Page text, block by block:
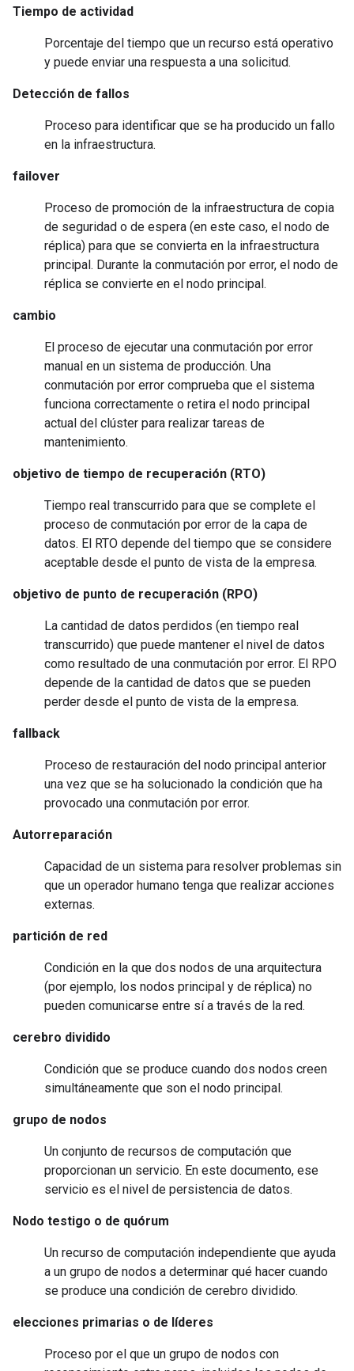
Tiempo de actividad
Porcentaje del tiempo que un recurso está operativo
y puede enviar una respuesta a una solicitud.
Detección de fallos
Proceso para identificar que se ha producido un fallo
en la infraestructura.
failover
Proceso de promoción de la infraestructura de copia
de seguridad o de espera (en este caso, el nodo de
réplica) para que se convierta en la infraestructura
principal. Durante la conmutación por error, el nodo de
réplica se convierte en el nodo principal.
cambio
El proceso de ejecutar una conmutación por error
manual en un sistema de producción. Una
conmutación por error comprueba que el sistema
funciona correctamente o retira el nodo principal
actual del clúster para realizar tareas de
mantenimiento.
objetivo de tiempo de recuperación (RTO)
Tiempo real transcurrido para que se complete el
proceso de conmutación por error de la capa de
datos. El RTO depende del tiempo que se considere
aceptable desde el punto de vista de la empresa.
objetivo de punto de recuperación (RPO)
La cantidad de datos perdidos (en tiempo real
transcurrido) que puede mantener el nivel de datos
como resultado de una conmutación por error. El RPO
depende de la cantidad de datos que se pueden
perder desde el punto de vista de la empresa.
fallback
Proceso de restauración del nodo principal anterior
una vez que se ha solucionado la condición que ha
provocado una conmutación por error.
Autorreparación
Capacidad de un sistema para resolver problemas sin
que un operador humano tenga que realizar acciones
externas.
partición de red
Condición en la que dos nodos de una arquitectura
(por ejemplo, los nodos principal y de réplica) no
pueden comunicarse entre sí a través de la red.
cerebro dividido
Condición que se produce cuando dos nodos creen
simultáneamente que son el nodo principal.
grupo de nodos
Un conjunto de recursos de computación que
proporcionan un servicio. En este documento, ese
servicio es el nivel de persistencia de datos.
Nodo testigo o de quórum
Un recurso de computación independiente que ayuda
a un grupo de nodos a determinar qué hacer cuando
se produce una condición de cerebro dividido.
elecciones primarias o de líderes
Proceso por el que un grupo de nodos con